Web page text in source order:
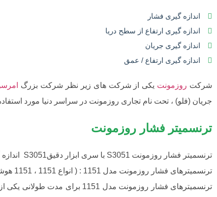
اندازه گیری فشار
اندازه گیری ارتفاع از سطح دریا
اندازه گیری جریان
اندازه گیری ارتفاع / عمق
شرکت روزمونت یکی از شرکت های زیر نظر شرکت بزرگ
جریان (فلو) ، تحت نام تجاری روزمونت در سراسر دنیا مورد
ترنسمیتر فشار روزمونت
ترنسمیتر فشار روزمونت S3051 با سری ابزار دقیقS3051 اندازه گیری دقیق و مطمئنی را در هر زمان انجام می دهد.
ترنسمیترهای فشار روزمونت مدل 1151 : ( انواع 1151 ، 1151 هوشمند ،DP 1151 ، GP1151،LT 1151)